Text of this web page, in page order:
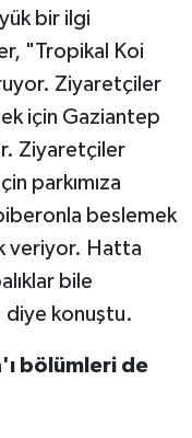
bir ilgi
"Tropikal Koi
Ziyaretçiler
için Gaziantep
Ziyaretçiler
parkımıza
beslemek
veriyor. Hatta
bile
konuştu.
bölümleri de